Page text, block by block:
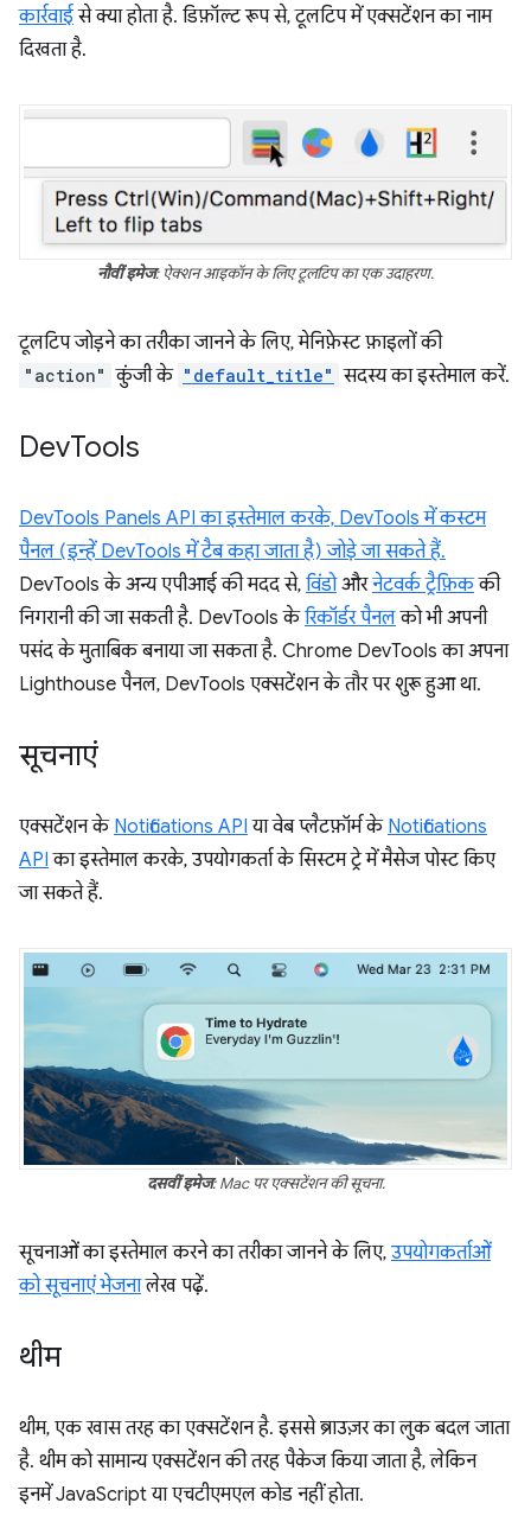
कार्रवाईसे क्या होता है. डिफ़ॉल्ट रूप से, टूलटिप में एक्सटेंशन का नाम
दिखता है.
नौवीं इमेज: ऐक्शन आइकॉन के लिए टूलटिप का एक उदाहरण.
टूलटिप जोड़ने का तरीका जानने के लिए, मेनिफ़ेस्ट फ़ाइलों की
"action" कुंजी के "default_title" सदस्य का इस्तेमाल करें.
DevTools
DevTools Panels API का इस्तेमाल करके, DevTools में कस्टम
पैनल (इन्हें DevTools में टैब कहा जाता है) जोड़े जा सकते हैं.
DevTools के अन्य एपीआई की मदद से, विंडोऔरनेटवर्क ट्रैफ़िककी
निगरानी की जा सकती है. DevTools केरिकॉर्डर पैनलको भी अपनी
पसंद के मुताबिक बनाया जा सकता है. Chrome DevTools का अपना
Lighthouse पैनल, DevTools एक्सटेंशन के तौर पर शुरू हुआ था.
सूचनाएं
एक्सटेंशन के Notifications API या वेब प्लैटफ़ॉर्म के Notifications
API का इस्तेमाल करके, उपयोगकर्ता के सिस्टम ट्रे में मैसेज पोस्ट किए
जा सकते हैं.
दसवीं इमेज: Mac पर एक्सटेंशन की सूचना.
सूचनाओं का इस्तेमाल करने का तरीका जानने के लिए, उपयोगकर्ताओं
को सूचनाएं भेजनालेख पढ़ें.
थीम
थीम, एक खास तरह का एक्सटेंशन है. इससे ब्राउज़र का लुक बदल जाता
है. थीम को सामान्य एक्सटेंशन की तरह पैकेज किया जाता है, लेकिन
इनमें JavaScript या एचटीएमएल कोड नहीं होता.